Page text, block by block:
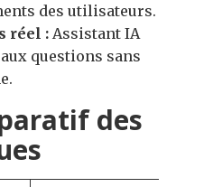
des utilisateurs.
réel : Assistant IA
questions sans
des